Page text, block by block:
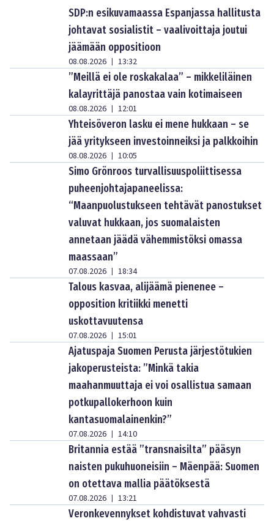
SDP:n esikuvamaassa Espanjassa hallitusta
johtavat sosialistit – vaalivoittaja joutui
jäämään oppositioon
08.08.2026 | 13:32
”Meillä ei ole roskakalaa” – mikkeliläinen
kalayrittäjä panostaa vain kotimaiseen
08.08.2026 | 12:01
Yhteisöveron lasku ei mene hukkaan – se
jää yritykseen investoinneiksi ja palkkoihin
08.08.2026 | 10:05
Simo Grönroos turvallisuuspoliittisessa
puheenjohtajapaneelissa:
“Maanpuolustukseen tehtävät panostukset
valuvat hukkaan, jos suomalaisten
annetaan jäädä vähemmistöksi omassa
maassaan”
07.08.2026 | 18:34
Talous kasvaa, alijäämä pienenee –
opposition kritiikki menetti
uskottavuutensa
07.08.2026 | 15:01
Ajatuspaja Suomen Perusta järjestötukien
jakoperusteista: ”Minkä takia
maahanmuuttaja ei voi osallistua samaan
potkupallokerhoon kuin
kantasuomalainenkin?”
07.08.2026 | 14:10
Britannia estää ”transnaisilta” pääsyn
naisten pukuhuoneisiin – Mäenpää: Suomen
on otettava mallia päätöksestä
07.08.2026 | 13:21
Veronkevennykset kohdistuvat vahvasti